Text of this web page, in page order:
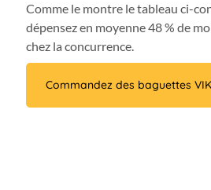
Comme le montre le tableau ci-
dépensez en moyenne 48 % de
chez la concurrence.
Commandez des baguettes